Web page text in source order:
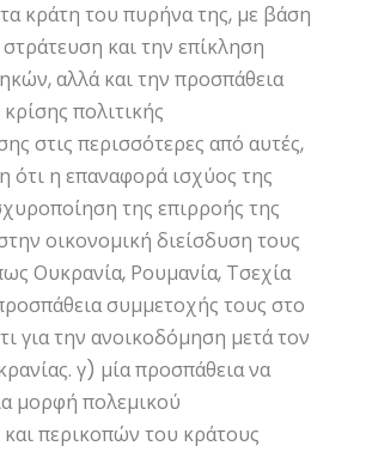
κράτη του πυρήνα της, με βάση
και την επίκληση
αλλά και την προσπάθεια
πολιτικής
στις περισσότερες από αυτές,
ότι η επαναφορά ισχύος της
της επιρροής της
οικονομική διείσδυση τους
Ουκρανία, Ρουμανία, Τσεχία
συμμετοχής τους στο
για την ανοικοδόμηση μετά τον
γ) μία προσπάθεια να
μορφή πολεμικού
περικοπών του κράτους